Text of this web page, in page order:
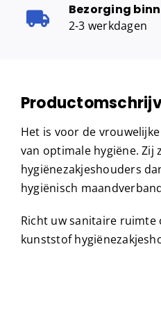
Bezorging
2-3 werkdagen
Het is voor de
van optimale hygiëne. Zij
hygiënezakjeshouders
hygiënisch
Richt uw sanitaire ruimte
kunststof